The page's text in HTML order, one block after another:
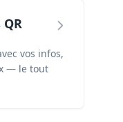
vos infos,
— le tout